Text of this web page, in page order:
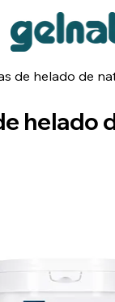
de helado de
helado